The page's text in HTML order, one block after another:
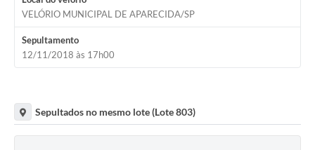
VELÓRIO MUNICIPAL DE APARECIDA/SP
Sepultamento
12/11/2018 às 17h00
Sepultados no mesmo lote (Lote 803)